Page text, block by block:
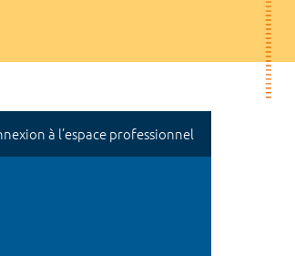
à l’espace professionnel